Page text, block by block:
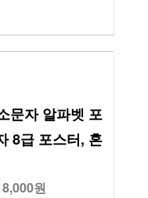
문자 알파벳 포
8급 포스터, 혼
원